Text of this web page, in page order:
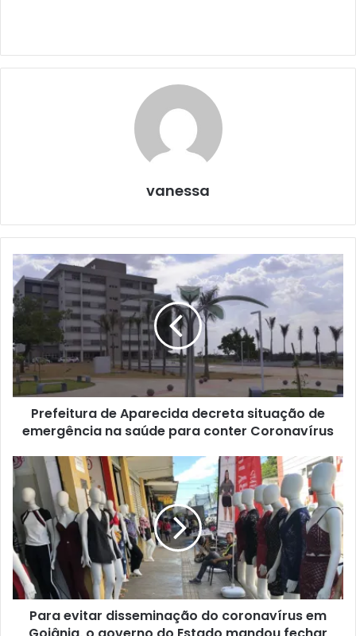
vanessa
Prefeitura de Aparecida decreta situação de
emergência na saúde para conter Coronavírus
Para evitar disseminação do coronavírus em